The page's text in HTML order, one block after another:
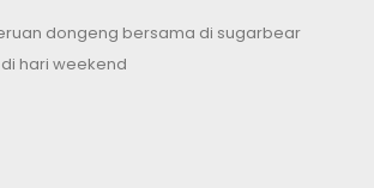
dongeng bersama di sugarbear
hari weekend